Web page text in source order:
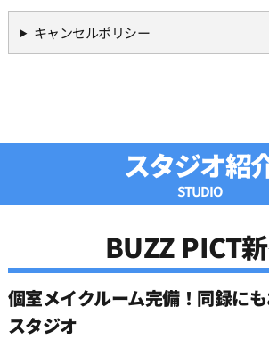
10:00
11:30
12:30
キャンセルポリシー
スタジオ紹
STUDIO
BUZZ PICT
個室メイクルーム完備！同録に
スタジオ